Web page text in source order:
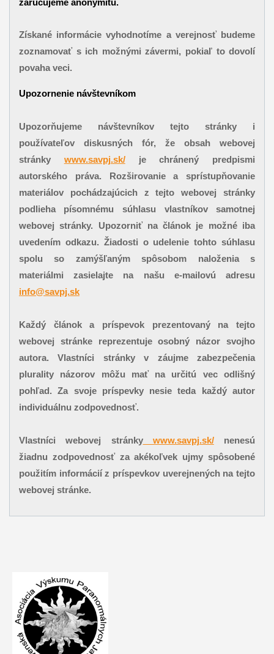
Získané informácie vyhodnotíme a verejnosť budeme
zoznamovať s ich možnými závermi, pokiaľ to dovolí
povaha veci.
Upozornenie návštevníkom
Upozorňujeme návštevníkov tejto stránky i
používateľov diskusných fór, že obsah webovej
stránky www.savpj.sk/je chránený predpismi
autorského práva. Rozširovanie a sprístupňovanie
materiálov pochádzajúcich z tejto webovej stránky
podlieha písomnému súhlasu vlastníkov samotnej
webovej stránky. Upozorniť na článok je možné iba
uvedením odkazu. Žiadosti o udelenie tohto súhlasu
spolu so zamýšľaným spôsobom naloženia s
materiálmi zasielajte na našu e-mailovú adresu
info@savpj.sk
Každý článok a príspevok prezentovaný na tejto
webovej stránke reprezentuje osobný názor svojho
autora. Vlastníci stránky v záujme zabezpečenia
plurality názorov môžu mať na určitú vec odlišný
pohľad. Za svoje príspevky nesie teda každý autor
individuálnu zodpovednosť.
Vlastníci webovej stránkywww.savpj.sk/nenesú
žiadnu zodpovednosť za akékoľvek ujmy spôsobené
použitím informácií z príspevkov uverejnených na tejto
webovej stránke.